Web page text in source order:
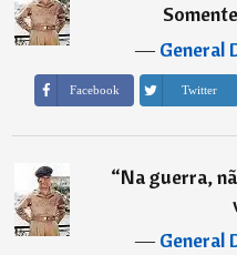
―General
Facebook Twitter
“Na guerra,
―General